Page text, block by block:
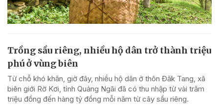
Trồng sầu riêng, nhiều hộ dân trở thành triệu
phú ở vùng biên
Từ chỗ khó khăn, giờ đây, nhiều hộ dân ở thôn Đăk Tang, xã
biên giới Rờ Kơi, tỉnh Quảng Ngãi đã có thu nhập từ vài trăm
triệu đồng đến hàng tỷ đồng mỗi năm từ cây sầu riêng.